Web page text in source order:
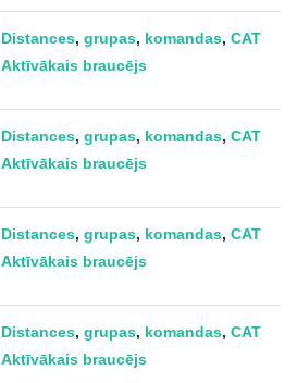
Distances, grupas, komandas, CAT
Aktīvākais braucējs
Distances, grupas, komandas, CAT
Aktīvākais braucējs
Distances, grupas, komandas, CAT
Aktīvākais braucējs
Distances, grupas, komandas, CAT
Aktīvākais braucējs